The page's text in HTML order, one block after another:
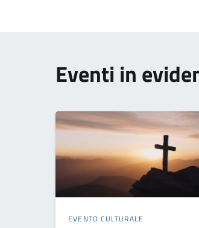
Eventi in
EVENTO CULTURALE